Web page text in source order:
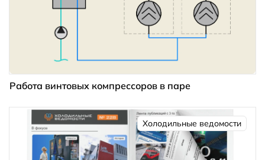
Работа винтовых компрессоров в паре
Холодильные ведомости